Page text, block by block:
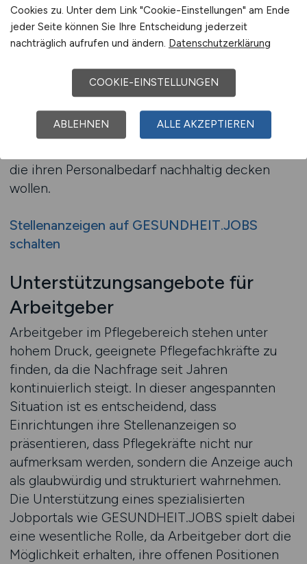
Arbeitgeber, die diese Sichtbarkeit konsequent
nutzen, positionieren sich als verlässliche
eine Grundlage, die nicht nur kurzfristige,
sondern auch langfristige Erfolge ermöglicht.
Die gezielte Ausschreibung für Pflegekräfte ist
somit ein zentraler Baustein im modernen
die ihren Personalbedarf nachhaltig decken
wollen.
Stellenanzeigen auf GESUNDHEIT.JOBS
schalten
Unterstützungsangebote für
Arbeitgeber
Arbeitgeber im Pflegebereich stehen unter
hohem Druck, geeignete Pflegefachkräfte zu
finden, da die Nachfrage seit Jahren
kontinuierlich steigt. In dieser angespannten
Situation ist es entscheidend, dass
Einrichtungen ihre Stellenanzeigen so
präsentieren, dass Pflegekräfte nicht nur
aufmerksam werden, sondern die Anzeige auch
als glaubwürdig und strukturiert wahrnehmen.
Die Unterstützung eines spezialisierten
Jobportals wie GESUNDHEIT.JOBS spielt dabei
eine wesentliche Rolle, da Arbeitgeber dort die
Möglichkeit erhalten, ihre offenen Positionen
Cookies zu. Unter dem Link "Cookie-Einstellungen" am Ende
jeder Seite können Sie Ihre Entscheidung jederzeit
nachträglich aufrufen und ändern. Datenschutzerklärung
COOKIE-EINSTELLUNGEN
ABLEHNEN ALLE AKZEPTIEREN